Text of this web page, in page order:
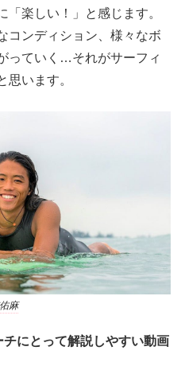
「楽しい！」と感じます。
コンディション、様々なボ
っていく…それがサーフィ
思います。
麻
にとって解説しやすい動画